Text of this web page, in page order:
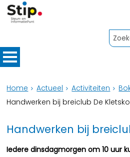
Home Actueel Activiteiten
Handwerken bij breiclub De
Handwerken bij
Iedere dinsdagmorgen om 10 uur